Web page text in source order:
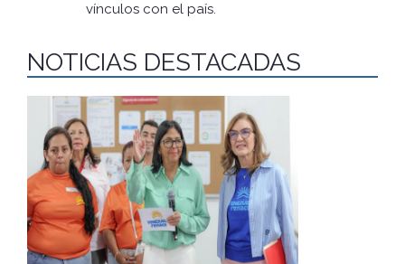
vínculos con el país.
NOTICIAS DESTACADAS